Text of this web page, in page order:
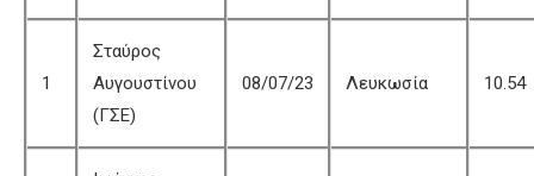
1
Σταύρος
Αυγουστίνου
(ΓΣΕ)
08/07/23 Λευκωσία 10.54